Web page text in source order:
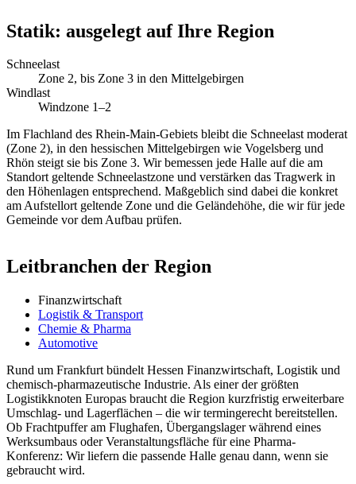
Statik: ausgelegt auf Ihre Region
Schneelast
Zone 2, bis Zone 3 in den Mittelgebirgen
Windlast
Windzone 1–2
Im Flachland des Rhein-Main-Gebiets bleibt die Schneelast moderat
(Zone 2), in den hessischen Mittelgebirgen wie Vogelsberg und
Rhön steigt sie bis Zone 3. Wir bemessen jede Halle auf die am
Standort geltende Schneelastzone und verstärken das Tragwerk in
den Höhenlagen entsprechend. Maßgeblich sind dabei die konkret
am Aufstellort geltende Zone und die Geländehöhe, die wir für jede
Gemeinde vor dem Aufbau prüfen.
Leitbranchen der Region
Finanzwirtschaft
Logistik & Transport
Chemie & Pharma
Automotive
Rund um Frankfurt bündelt Hessen Finanzwirtschaft, Logistik und
chemisch-pharmazeutische Industrie. Als einer der größten
Logistikknoten Europas braucht die Region kurzfristig erweiterbare
Umschlag- und Lagerflächen – die wir termingerecht bereitstellen.
Ob Frachtpuffer am Flughafen, Übergangslager während eines
Werksumbaus oder Veranstaltungsfläche für eine Pharma-
Konferenz: Wir liefern die passende Halle genau dann, wenn sie
gebraucht wird.